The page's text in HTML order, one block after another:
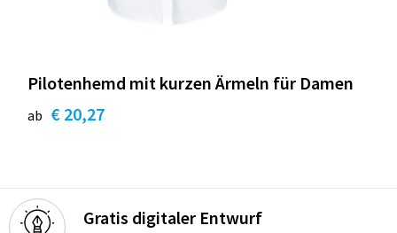
Pilotenhemd mit kurzen Ärmeln für Damen
ab € 20,27
Gratis digitaler Entwurf